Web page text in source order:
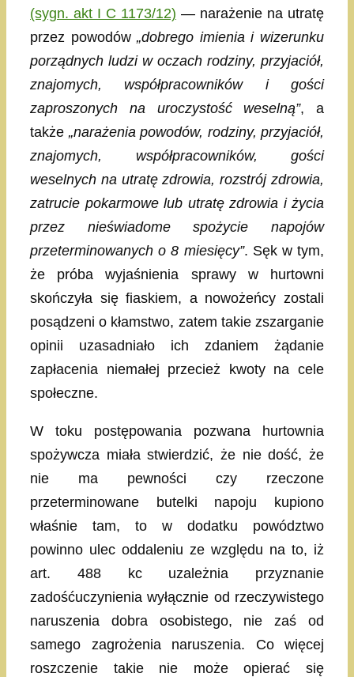
(sygn. akt I C 1173/12) — narażenie na utratę
przez powodów„dobrego imienia i wizerunku
porządnych ludzi w oczach rodziny, przyjaciół,
znajomych, współpracowników i gości
zaproszonych na uroczystość weselną”, a
także „narażenia powodów, rodziny, przyjaciół,
znajomych, współpracowników, gości
weselnych na utratę zdrowia, rozstrój zdrowia,
zatrucie pokarmowe lub utratę zdrowia i życia
przez nieświadome spożycie napojów
przeterminowanych o 8 miesięcy”. Sęk w tym,
że próba wyjaśnienia sprawy w hurtowni
skończyła się fiaskiem, a nowożeńcy zostali
posądzeni o kłamstwo, zatem takie zszarganie
opinii uzasadniało ich zdaniem żądanie
zapłacenia niemałej przecież kwoty na cele
społeczne.
W toku postępowania pozwana hurtownia
spożywcza miała stwierdzić, że nie dość, że
nie ma pewności czy rzeczone
przeterminowane butelki napoju kupiono
właśnie tam, to w dodatku powództwo
powinno ulec oddaleniu ze względu na to, iż
art. 488 kc uzależnia przyznanie
zadośćuczynienia wyłącznie od rzeczywistego
naruszenia dobra osobistego, nie zaś od
samego zagrożenia naruszenia. Co więcej
roszczenie takie nie może opierać się